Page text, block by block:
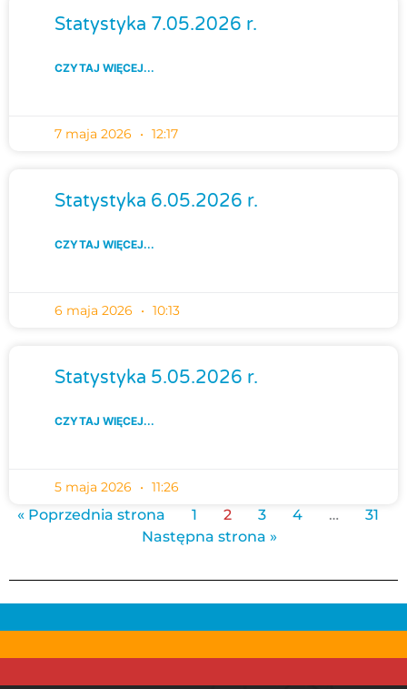
Statystyka 7.05.2026 r.
CZYTAJ WIĘCEJ...
7 maja 2026 12:17
Statystyka 6.05.2026 r.
CZYTAJ WIĘCEJ...
6 maja 2026 10:13
Statystyka 5.05.2026 r.
CZYTAJ WIĘCEJ...
5 maja 2026 11:26
« Poprzednia strona 1 2 3 4 …
31
Następna strona »